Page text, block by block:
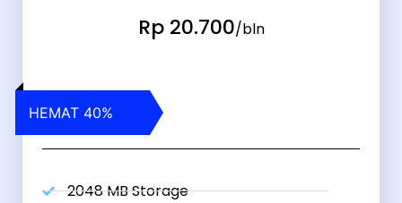
Rp 20.700/bln
HEMAT 40%
2048 MB Storage